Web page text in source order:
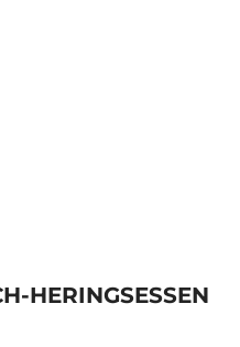
HERINGSESSEN